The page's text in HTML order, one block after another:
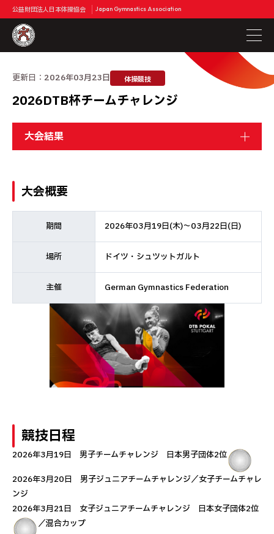
公益財団法人日本体操協会 Japan Gymnastics Association
更新日： 2026年03月23日 体操競技
2026DTB杯チームチャレンジ
大会結果
大会概要
期間 2026年03月19日(木)～03月22日(日)
場所 ドイツ・シュツットガルト
主催 German Gymnastics Federation
競技日程
2026年3月19日 男子チームチャレンジ 日本男子団体2位
2026年3月20日 男子ジュニアチームチャレンジ／女子チームチャレ
ンジ
2026年3月21日 女子ジュニアチームチャレンジ 日本女子団体2位
／混合カップ